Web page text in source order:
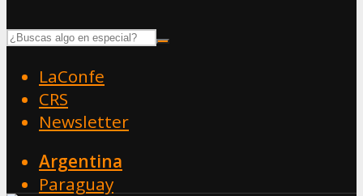
LaConfe
CRS
Newsletter
Argentina
Paraguay